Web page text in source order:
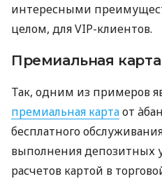
интересными
целом, для VIP-клиентов.
Премиальная
Так, одним из примеров
премиальная картаот
бесплатного
выполнения депозитных
расчетов картой в